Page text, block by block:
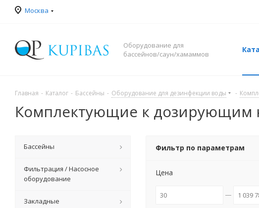
Москва
Оборудование для
бассейнов/саун/хамаммов
Главная - Каталог - Бассейны - Оборудование для дезинфекции воды -
Комплектующие к дозирующим
Фильтр по параметрам
Цена
Бассейны
Фильтрация / Насосное
оборудование
Закладные